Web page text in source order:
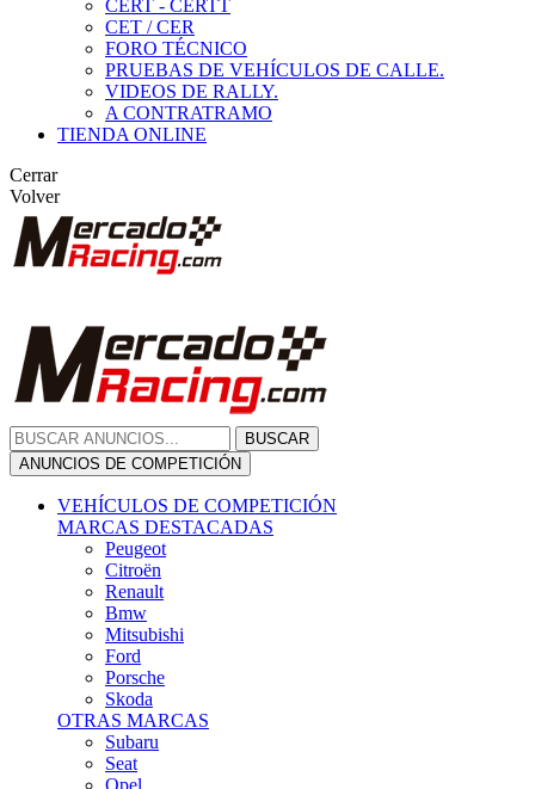
CERT - CERTT
CET / CER
FORO TÉCNICO
PRUEBAS DE VEHÍCULOS DE CALLE.
VIDEOS DE RALLY.
A CONTRATRAMO
TIENDA ONLINE
Cerrar
Volver
BUSCAR
ANUNCIOS DE COMPETICIÓN
VEHÍCULOS DE COMPETICIÓN
MARCAS DESTACADAS
Peugeot
Citroën
Renault
Bmw
Mitsubishi
Ford
Porsche
Skoda
OTRAS MARCAS
Subaru
Seat
Opel
Volkswagen